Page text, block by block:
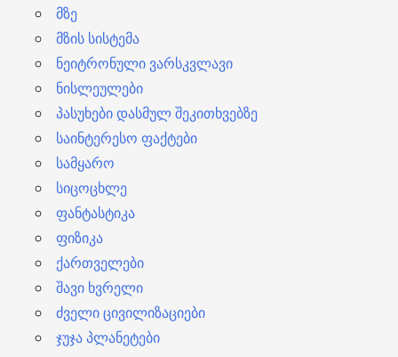
მზე
მზის სისტემა
ნეიტრონული ვარსკვლავი
ნისლეულები
პასუხები დასმულ შეკითხვებზე
საინტერესო ფაქტები
სამყარო
სიცოცხლე
ფანტასტიკა
ფიზიკა
ქართველები
შავი ხვრელი
ძველი ცივილიზაციები
ჯუჯა პლანეტები